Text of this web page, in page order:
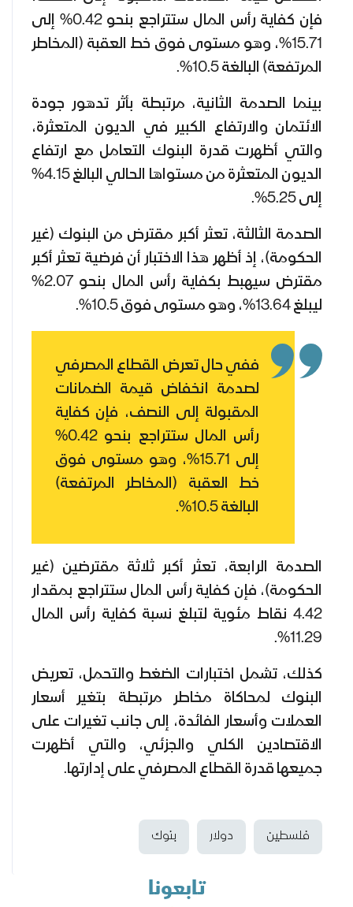
فإن كفاية رأس المال ستتراجع بنحو 0.42% إلى
15.71%، وهو مستوى فوق خط العقبة (المخاطر
المرتفعة) البالغة 10.5%.
بينما الصدمة الثانية، مرتبطة بأثر تدهور جودة
الائتمان والارتفاع الكبير في الديون المتعثرة،
والتي أظهرت قدرة البنوك التعامل مع ارتفاع
الديون المتعثرة من مستواها الحالي البالغ 4.15%
إلى 5.25%.
الصدمة الثالثة، تعثر أكبر مقترض من البنوك (غير
الحكومة)، إذ أظهر هذا الاختبار أن فرضية تعثر أكبر
مقترض سيهبط بكفاية رأس المال بنحو 2.07%
ليبلغ 13.64%، وهو مستوى فوق 10.5%.
ففي حال تعرض القطاع المصرفي
لصدمة انخفاض قيمة الضمانات
المقبولة إلى النصف، فإن كفاية
رأس المال ستتراجع بنحو 0.42%
إلى 15.71%، وهو مستوى فوق
خط العقبة (المخاطر المرتفعة)
البالغة 10.5%.
الصدمة الرابعة، تعثر أكبر ثلاثة مقترضين (غير
الحكومة)، فإن كفاية رأس المال ستتراجع بمقدار
4.42 نقاط مئوية لتبلغ نسبة كفاية رأس المال
11.29%.
كذلك، تشمل اختبارات الضغط والتحمل، تعريض
البنوك لمحاكاة مخاطر مرتبطة بتغير أسعار
العملات وأسعار الفائدة، إلى جانب تغيرات على
الاقتصادين الكلي والجزئي، والتي أظهرت
جميعها قدرة القطاع المصرفي على إدارتها.
فلسطين دولار بنوك
تابعونا